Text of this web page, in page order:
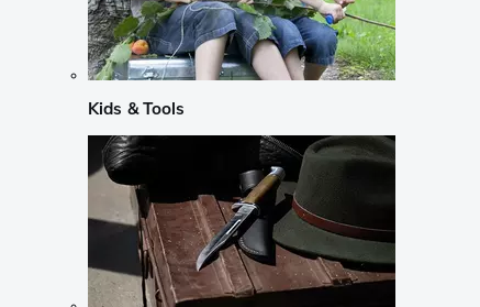
Kids & Tools